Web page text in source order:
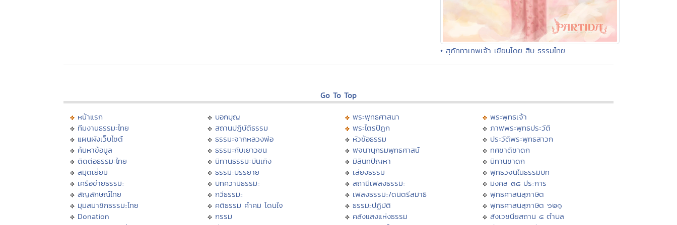
• สุภัททาเทพเจ้า เขียนโดย สืบ ธรรมไทย
Go To Top
หน้าแรก
ทีมงานธรรมะไทย
แผนผังเว็บไซต์
ค้นหาข้อมูล
ติดต่อธรรมะไทย
สมุดเยี่ยม
เครือข่ายธรรมะ
สัญลักษณ์ไทย
มุมสมาชิกธรรมะไทย
Donation
บอกบุญ
สถานปฏิบัติธรรม
ธรรมะจากหลวงพ่อ
ธรรมะกับเยาวชน
นิทานธรรมะบันเทิง
ธรรมะบรรยาย
บทความธรรมะ
กวีธรรมะ
คติธรรม คำคม โดนใจ
กรรม
พระพุทธศาสนา
พระไตรปิฏก
หัวข้อธรรม
พจนานุกรมพุทธศาสน์
มิลินทปัญหา
เสียงธรรม
สถานีเพลงธรรมะ
เพลงธรรมะ/ดนตรีสมาธิ
ธรรมะปฏิบัติ
คลังแสงแห่งธรรม
พระพุทธเจ้า
ภาพพระพุทธประวัติ
ประวัติพระพุทธสาวก
ทศชาติชาดก
นิทานชาดก
พุทธวจนในธรรมบท
มงคล ๓๘ ประการ
พุทธศาสนสุภาษิต
พุทธศาสนสุภาษิต ๖๒๑
สังเวชนียสถาน ๔ ตำบล